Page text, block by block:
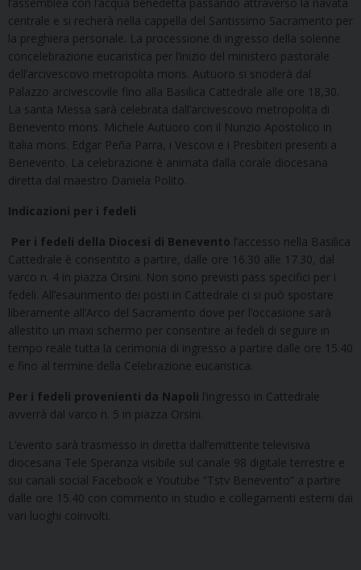
centrale e si recherà nella cappella del Santissimo Sacramento per
la preghiera personale. La processione di ingresso della solenne
concelebrazione eucaristica per l’inizio del ministero pastorale
dell’arcivescovo metropolita mons. Autuoro si snoderà dal
Palazzo arcivescovile fino alla Basilica Cattedrale alle ore 18,30.
La santa Messa sarà celebrata dall’arcivescovo metropolita di
Benevento mons. Michele Autuoro con il Nunzio Apostolico in
Italia mons. Edgar Peña Parra, i Vescovi e i Presbiteri presenti a
Benevento. La celebrazione è animata dalla corale diocesana
diretta dal maestro Daniela Polito.
Indicazioni per i fedeli
Per i fedeli della Diocesi di Benevento l’accesso nella Basilica
Cattedrale è consentito a partire, dalle ore 16.30 alle 17.30, dal
varco n. 4 in piazza Orsini. Non sono previsti pass specifici per i
fedeli. All’esaurimento dei posti in Cattedrale ci si può spostare
liberamente all’Arco del Sacramento dove per l’occasione sarà
allestito un maxi schermo per consentire ai fedeli di seguire in
tempo reale tutta la cerimonia di ingresso a partire dalle ore 15.40
e fino al termine della Celebrazione eucaristica.
Per i fedeli provenienti da Napoli l’ingresso in Cattedrale
avverrà dal varco n. 5 in piazza Orsini.
L’evento sarà trasmesso in diretta dall’emittente televisiva
diocesana Tele Speranza visibile sul canale 98 digitale terrestre e
sui canali social Facebook e Youtube “Tstv Benevento” a partire
dalle ore 15.40 con commento in studio e collegamenti esterni dai
vari luoghi coinvolti.